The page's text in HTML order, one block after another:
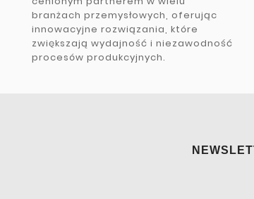
branżach przemysłowych, oferując
innowacyjne rozwiązania, które
zwiększają wydajność i niezawodność
procesów produkcyjnych.